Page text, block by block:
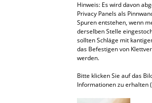
Balkon & Garten
Hinweis: Es wird davon
Privacy Panels als
Spuren entstehen, wenn
derselben Stelle
sollten Schläge mit
das Befestigen von
werden.
Bitte klicken Sie auf das
Informationen zu erhalten